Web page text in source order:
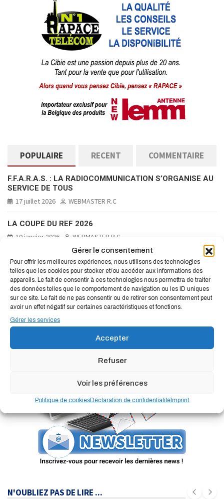
Gérer le consentement
Pour offrir les meilleures expériences, nous utilisons des technologies
telles que les cookies pour stocker et/ou accéder aux informations des
appareils. Le fait de consentir à ces technologies nous permettra de traiter
des données telles que le comportement de navigation ou les ID uniques
sur ce site. Le fait de ne pas consentir ou de retirer son consentement peut
avoir un effet négatif sur certaines caractéristiques et fonctions.
Gérer les services
Accepter
Refuser
Voir les préférences
Politique de cookiesDéclaration de confidentialité Imprint
POPULAIRE RECENT COMMENTAIRE
F.F.A.R.A.S. : LA RADIOCOMMUNICATION S’ORGANISE AU
SERVICE DE TOUS
17 juillet 2026
WEBMASTER R.C
LA COUPE DU REF 2026
10 janvier 2026
WEBMASTER R.C
OPÉRATION INÉDITE DE POLICE DES ONDES DANS LES
ARDENNES
2 janvier 2026
WEBMASTER R.C
FLIGHTRADAR24 LE PANOPTIQUE CÉLESTE
11 février 2026
N'OUBLIEZ PAS DE LIRE ...